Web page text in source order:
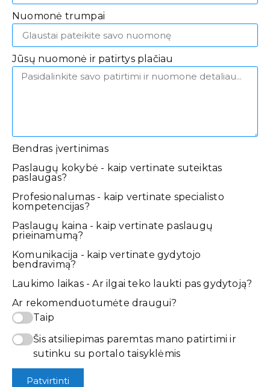
Nuomonė trumpai
Jūsų nuomonė ir patirtys plačiau
Bendras įvertinimas
Paslaugų kokybė - kaip vertinate suteiktas
paslaugas?
Profesionalumas - kaip vertinate specialisto
kompetencijas?
Paslaugų kaina - kaip vertinate paslaugų
prieinamumą?
Komunikacija - kaip vertinate gydytojo
bendravimą?
Laukimo laikas - Ar ilgai teko laukti pas gydytoją?
Ar rekomenduotumėte draugui?
Taip
Šis atsiliepimas paremtas mano patirtimi ir
sutinku su portalo taisyklėmis
Patvirtinti